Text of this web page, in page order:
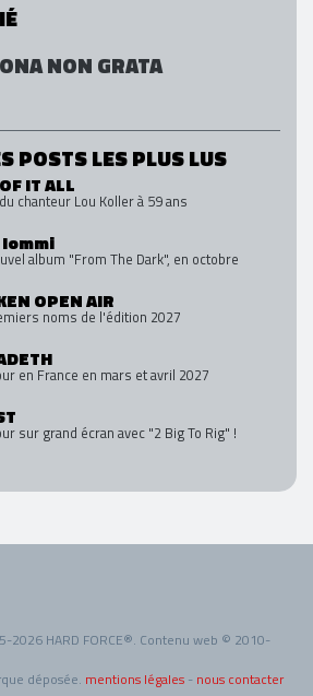
NON GRATA
POSTS LES PLUS LUS
IT ALL
chanteur Lou Koller à 59 ans
album "From The Dark", en octobre
OPEN AIR
noms de l'édition 2027
en France en mars et avril 2027
sur grand écran avec "2 Big To Rig" !
2026 HARD FORCE®. Contenu web © 2010-
déposée. mentions légales - nous contacter